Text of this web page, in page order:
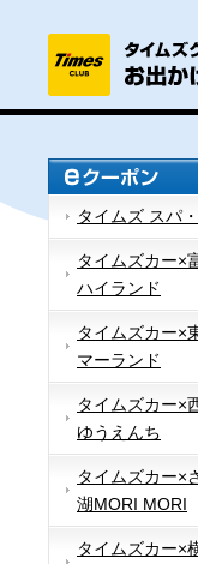
タイムズ スパ
タイムズカー×
ハイランド
タイムズカー×
マーランド
タイムズカー×
ゆうえんち
タイムズカー×
湖MORI MORI
タイムズカー×